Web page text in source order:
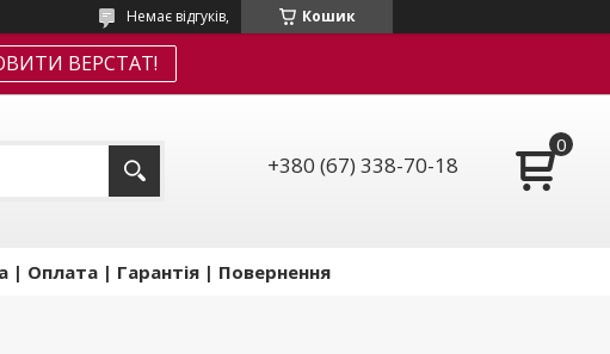
Кошик
Немає відгуків,
ВЕРСТАТ!
+380 (67) 338-70-18
| Оплата | Гарантія | Повернення